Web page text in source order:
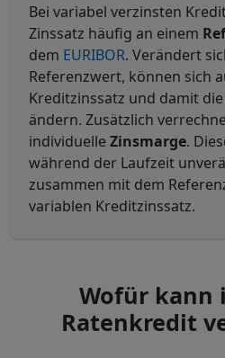
Bei variabel verzinsten
Zinssatz häufig an einem
dem EURIBOR. Verändert
Referenzwert, können sich
Kreditzinssatz und damit
ändern. Zusätzlich
individuelle Zinsmarge.
während der Laufzeit
zusammen mit dem
variablen Kreditzinssatz.
Wofür kann
Ratenkredit